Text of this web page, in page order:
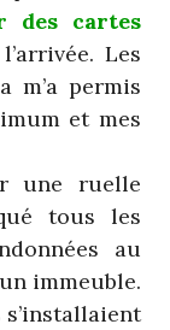
des cartes
Les
m’a permis
et mes
une ruelle
tous les
au
immeuble.
s’installaient